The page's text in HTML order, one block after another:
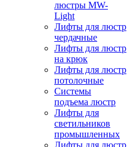
люстры MW-
Light
Лифты для люстр
чердачные
Лифты для люстр
на крюк
Лифты для люстр
потолочные
Системы
подъема люстр
Лифты для
светильников
промышленных
Лифты для люстр